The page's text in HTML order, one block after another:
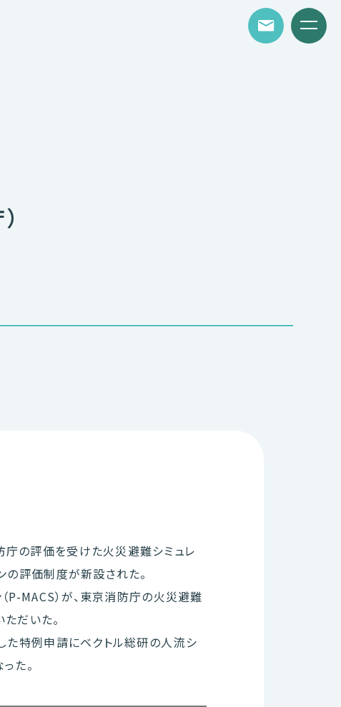
の評価を受けた火災避難シミュレ
の評価制度が新設された。
P-MACS）が、東京消防庁の火災避難
だいた。
た特例申請にベクトル総研の人流シ
た。